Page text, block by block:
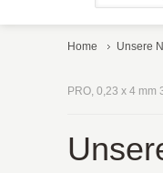
Home Unsere
PRO, 0,23 x 4 mm